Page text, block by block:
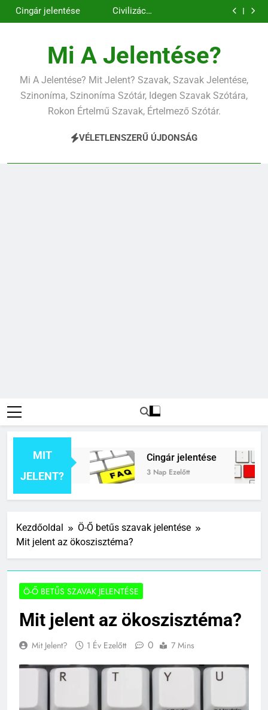
Ugrás
a
jelentése
jelentése
Cingár jelentése
Civilizáció
jelentése
Contemporary
Mi A Jelentése?
Mi A Jelentése? Mit Jelent? Szavak, Szavak Jelentése,
Szinoníma, Szinoníma Szótár, Idegen Szavak Szótára,
Rokon Értelmű Szavak, Értelmező Szótár.
VÉLETLENSZERŰ ÚJDONSÁG
MIT
JELENT?
jelentése Cingár jelentése
3 Nap Ezelőtt
Kezdőoldal
Ö-Ő betűs szavak jelentése
Mit jelent az ökoszisztéma?
Ö-Ő BETŰS SZAVAK JELENTÉSE
Mit jelent az ökoszisztéma?
Mit Jelent? 1 Év Ezelőtt 0 7 Mins